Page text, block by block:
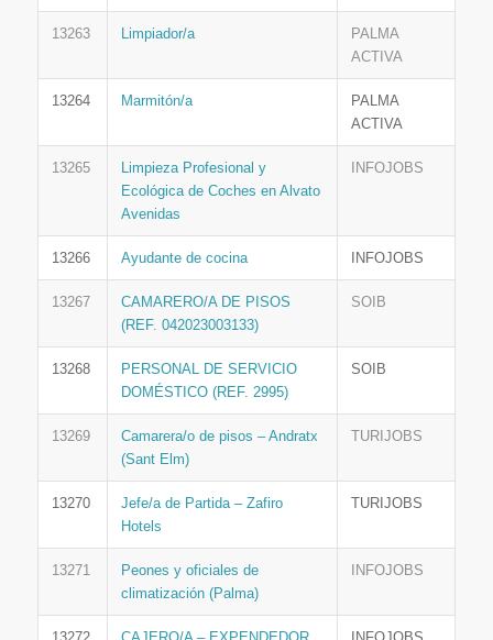
13263 Limpiador/a
PALMA
ACTIVA
13264 Marmitón/a
PALMA
ACTIVA
13265
Limpieza Profesional y
Ecológica de Coches en Alvato
Avenidas
INFOJOBS
13266 Ayudante de cocina INFOJOBS
13267
CAMARERO/A DE PISOS
(REF. 042023003133)
SOIB
13268
PERSONAL DE SERVICIO
DOMÉSTICO (REF. 2995)
SOIB
13269
Camarera/o de pisos – Andratx
(Sant Elm)
TURIJOBS
13270
Jefe/a de Partida – Zafiro
Hotels
TURIJOBS
13271
Peones y oficiales de
climatización (Palma)
INFOJOBS